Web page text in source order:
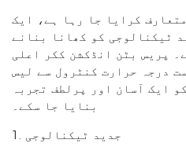
کرایا جا رہا ہے، ایک
ٹیکنالوجی کو کھانا بنانے
پریس بٹن انڈکشن ککر اعلی
درجہ حرارت کنٹرول سے لیس
ایک آسان اور پرلطف تجربہ
بنایا جا سکے۔
1. جدید ٹیکنالوجی